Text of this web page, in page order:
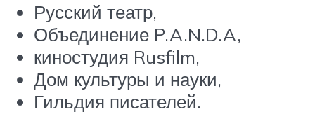
Русский театр,
Объединение P.A.N.D.A,
киностудия Rusfilm,
Дом культуры и науки,
Гильдия писателей.